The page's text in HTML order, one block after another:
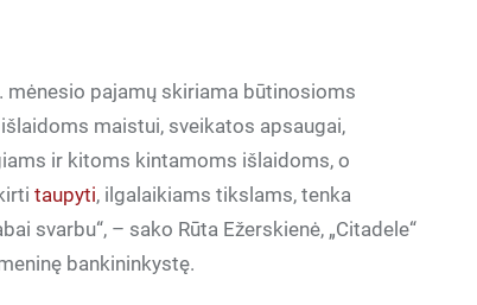
pajamų skiriama būtinosioms
maistui, sveikatos apsaugai,
ir kitoms kintamoms išlaidoms, o
taupyti, ilgalaikiams tikslams, tenka
svarbu“, – sako Rūta Ežerskienė, „Citadele“
bankininkystę.